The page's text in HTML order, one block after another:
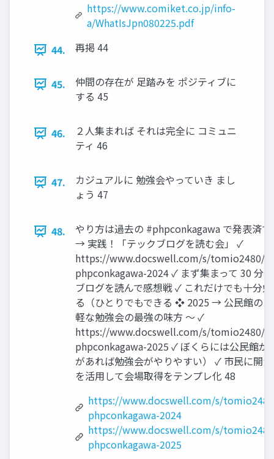
https://www.comiket.co.jp/info-
a/WhatIsJpn080225.pdf
44.
再掲 44
45.
仲間の存在が 足踏みを ポジティブに
する 45
46.
２人集まれば それは完全に コミュニ
ティ 46
47.
カジュアルに 勉強会やっていき まし
ょう 47
48.
やり方は過去の #phpconkagawa で発表済
→ 実践！「テックブログを読む会」 ✓
https://www.docswell.com/s/tomio2480/
phpconkagawa-2024 ✓ まず集まって 30 分
ブログを読んで感想戦 ✓ これだけでも十分
る（ひとりでもできる ❖ 2025 → 公民館の
軽な勉強会の最強の味方 ～ ✓
https://www.docswell.com/s/tomio2480/
phpconkagawa-2025 ✓ ぼくらには公民館が
があれば勉強会がやりやすい） ✓ 市民に開
を活用して会場取得をテンプレ化 48
https://www.docswell.com/s/
phpconkagawa-2024
https://www.docswell.com/s/
phpconkagawa-2025